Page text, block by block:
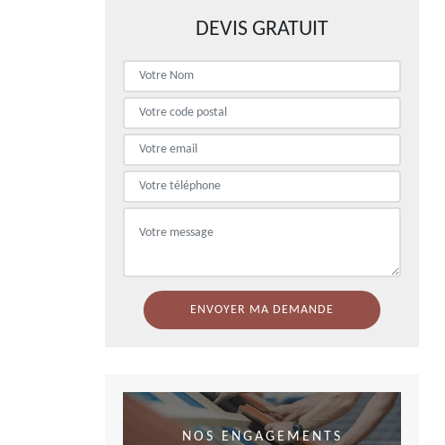
DEVIS GRATUIT
NOS ENGAGEMENTS